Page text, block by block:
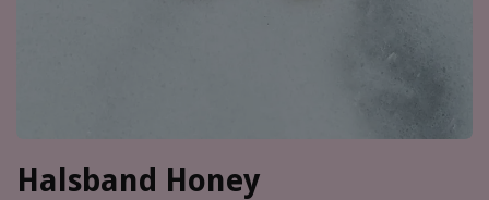
Halsband Honey